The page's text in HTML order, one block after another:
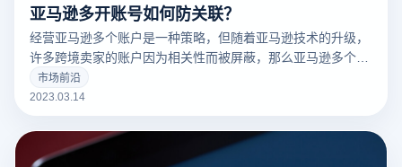
亚马逊多开账号如何防关联？
经营亚马逊多个账户是一种策略，但随着亚马逊技术的升级，
许多跨境卖家的账户因为相关性而被屏蔽，那么亚马逊多个账
户和多个商店的卖家如何防止相关性呢？有什么好的防关联方
法？
市场前沿
2023.03.14